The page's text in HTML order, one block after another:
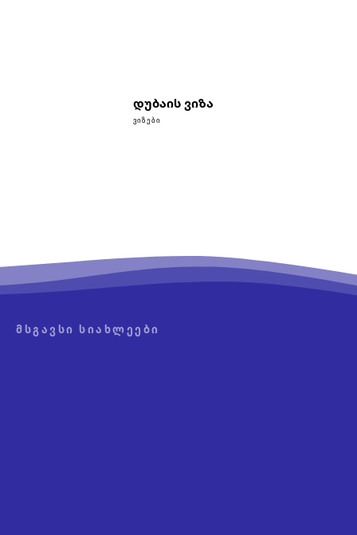
დუბაის ვიზა
ᲕᲘᲖᲔᲑᲘ
ᲛᲡᲒᲐᲕᲡᲘ ᲡᲘᲐᲮᲚᲔᲔᲑᲘ